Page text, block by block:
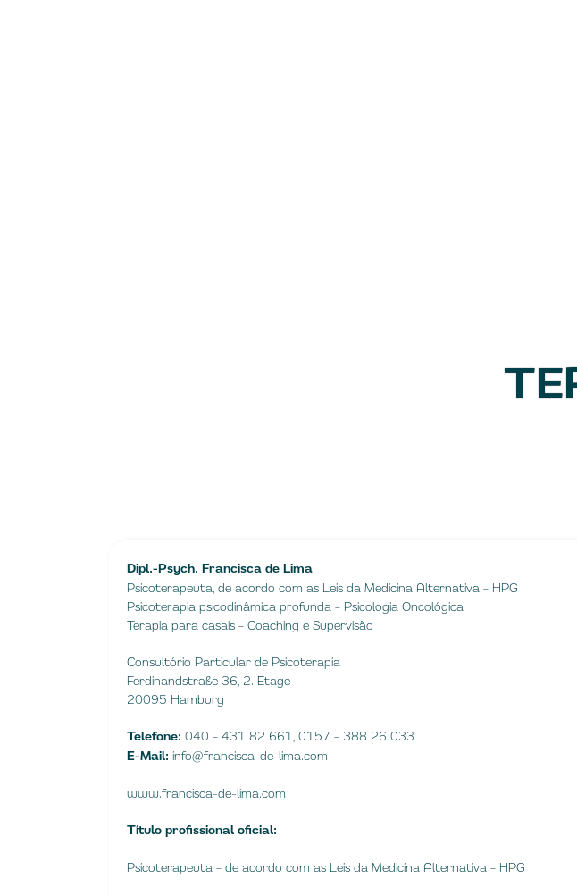
Dipl.-Psych. Francisca de Lima
Psicoterapeuta, de acordo com as Leis da Medicina Alternativa – HPG
Psicoterapia psicodinâmica profunda – Psicologia Oncológica
Terapia para casais – Coaching e Supervisão
Consultório Particular de Psicoterapia
Ferdinandstraße 36, 2. Etage
20095 Hamburg
Telefone: 040 – 431 82 661, 0157 – 388 26 033
E-Mail: info@francisca-de-lima.com
www.francisca-de-lima.com
Título profissional oficial:
Psicoterapeuta – de acordo com as Leis da Medicina Alternativa – HPG